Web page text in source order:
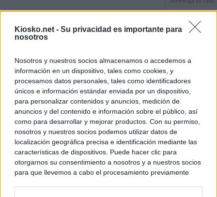
Kiosko.net - Su privacidad es importante para
nosotros
Nosotros y nuestros socios almacenamos o accedemos a
información en un dispositivo, tales como cookies, y
procesamos datos personales, tales como identificadores
únicos e información estándar enviada por un dispositivo,
para personalizar contenidos y anuncios, medición de
anuncios y del contenido e información sobre el público, así
como para desarrollar y mejorar productos. Con su permiso,
nosotros y nuestros socios podemos utilizar datos de
localización geográfica precisa e identificación mediante las
características de dispositivos. Puede hacer clic para
otorgarnos su consentimiento a nosotros y a nuestros socios
para que llevemos a cabo el procesamiento previamente
Las incógnitas
el Gobierno de
millones en
su consultora
© Kiosko.net Aviso Legal Privacidad y Cookies